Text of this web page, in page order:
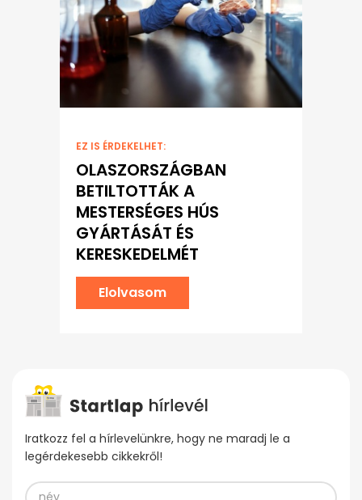
EZ IS ÉRDEKELHET:
OLASZORSZÁGBAN
BETILTOTTÁK A
MESTERSÉGES HÚS
GYÁRTÁSÁT ÉS
KERESKEDELMÉT
Elolvasom
Iratkozz fel a hírlevelünkre, hogy ne maradj le a
legérdekesebb cikkekről!